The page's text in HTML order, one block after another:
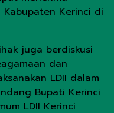
Kabupaten Kerinci di
juga berdiskusi
dan
LDII dalam
Bupati Kerinci
LDII Kerinci